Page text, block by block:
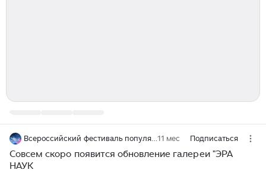
Всероссийский фестиваль популяризации науки «Вектор победы»11 мес Подписаться
Совсем скоро появится обновление галереи "ЭРА
НАУК